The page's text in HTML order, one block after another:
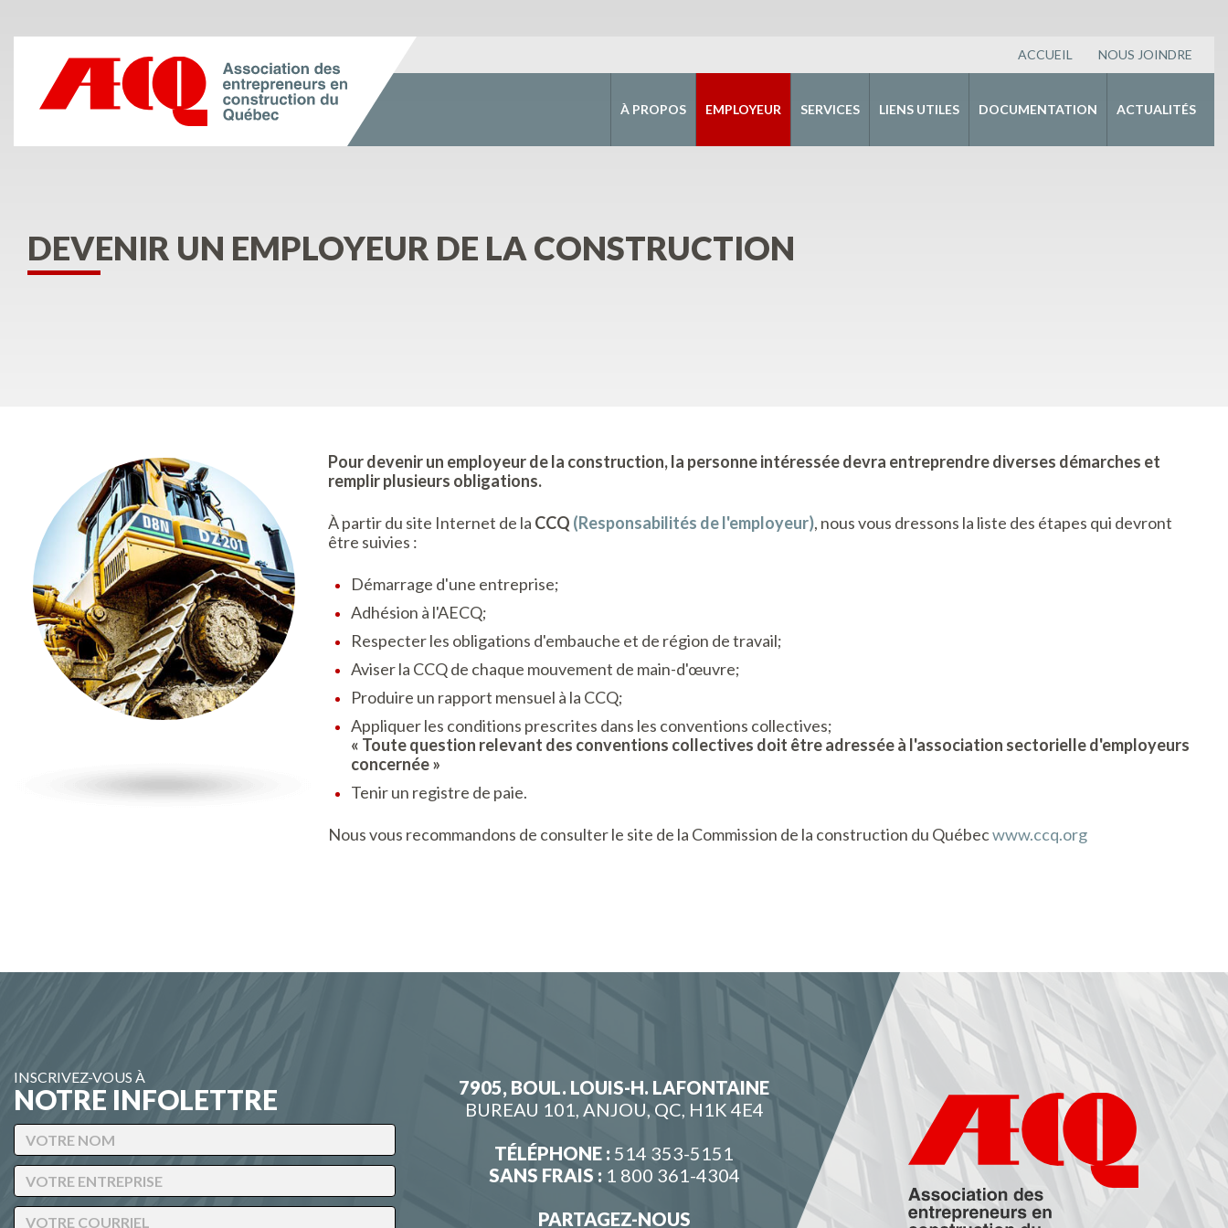
ACCUEIL NOUS JOINDRE
À PROPOS EMPLOYEUR SERVICES LIENS UTILES DOCUMENTATION ACTUALITÉS
DEVENIR UN EMPLOYEUR DE LA CONSTRUCTION
Pour devenir un employeur de la construction, la personne intéressée devra entreprendre diverses démarches et
remplir plusieurs obligations.
À partir du site Internet de la CCQ (Responsabilités de l'employeur), nous vous dressons la liste des étapes qui devront
être suivies :
Démarrage d'une entreprise;
Adhésion à l'AECQ;
Respecter les obligations d'embauche et de région de travail;
Aviser la CCQ de chaque mouvement de main-d'œuvre;
Produire un rapport mensuel à la CCQ;
Appliquer les conditions prescrites dans les conventions collectives;
« Toute question relevant des conventions collectives doit être adressée à l'association sectorielle d'employeurs
concernée »
Tenir un registre de paie.
Nous vous recommandons de consulter le site de la Commission de la construction du Québecwww.ccq.org
INSCRIVEZ-VOUS À
NOTRE INFOLETTRE
7905, BOUL. LOUIS-H. LAFONTAINE
BUREAU 101, ANJOU, QC, H1K 4E4
TÉLÉPHONE : 514 353-5151
SANS FRAIS : 1 800 361-4304
PARTAGEZ-NOUS